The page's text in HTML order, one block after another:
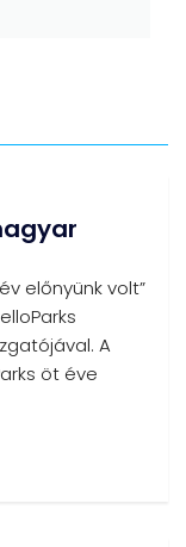
előnyünk volt”
A
öt éve